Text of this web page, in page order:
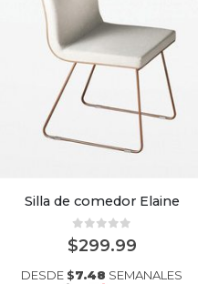
Silla de comedor Elaine
0 out of 5
$299.99
DESDE $7.48 SEMANALES